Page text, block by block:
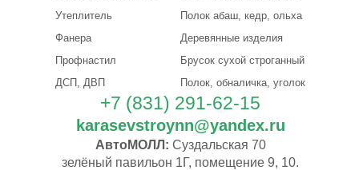
Утеплитель
Фанера
Профнастил
ДСП, ДВП
Полок абаш, кедр, ольха
Деревянные изделия
Брусок сухой строганный
Полок, обналичка, уголок
+7 (831) 291-62-15
karasevstroynn@yandex.ru
АвтоМОЛЛ: Суздальская 70
зелёный павильон 1Г, помещение 9, 10.